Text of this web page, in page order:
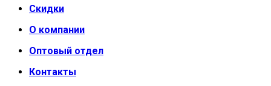
Скидки
О компании
Оптовый отдел
Контакты